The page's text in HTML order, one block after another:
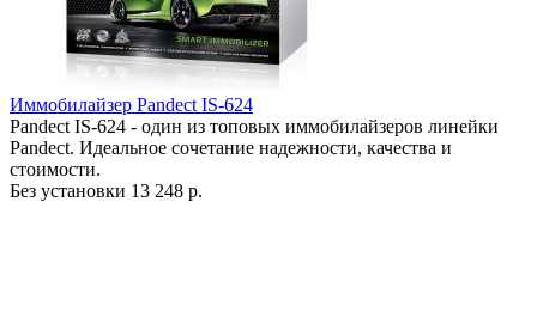
Иммобилайзер Pandect IS-624
Pandect IS-624 - один из топовых иммобилайзеров линейки
Pandect. Идеальное сочетание надежности, качества и
стоимости.
Без установки 13 248 р.